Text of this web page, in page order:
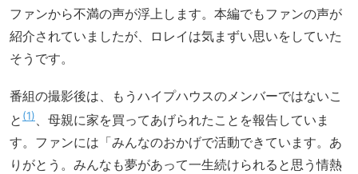
ファンから不満の声が浮上します。本編でもファンの声が
紹介されていましたが、ロレイは気まずい思いをしていた
そうです。
番組の撮影後は、もうハイプハウスのメンバーではないこ
と 1 、母親に家を買ってあげられたことを報告していま
す。ファンには「みんなのおかげで活動できています。あ
りがとう。みんなも夢があって一生続けられると思う情熱